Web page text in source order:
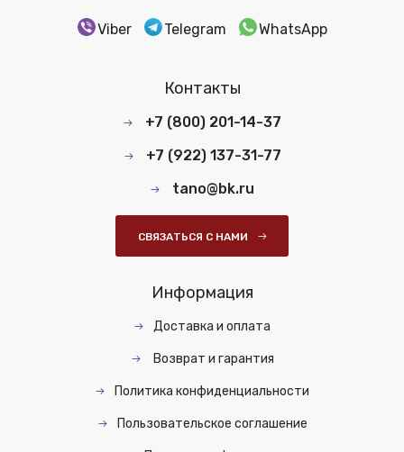
Viber Telegram WhatsApp
Контакты
+7 (800) 201-14-37
+7 (922) 137-31-77
tano@bk.ru
СВЯЗАТЬСЯ С НАМИ
Информация
Доставка и оплата
Возврат и гарантия
Политика конфиденциальности
Пользовательское соглашение